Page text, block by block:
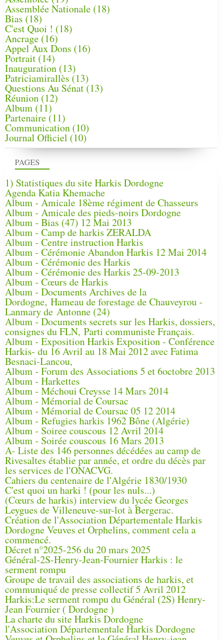
PAGES
1) Statistiques du site Harkis Dordogne
Agenda Katia Khemache
Album - Amicale 18ème régiment de Chasseurs
Album - Amicale des pieds-noirs Dordogne
Album - Bias (47) 12 Mai 2013
Album - Camp de harkis ZERALDA
Album - Centre instruction Harkis
Album - Cérémonie Abandon Harkis 12 Mai 2014
Album - Cérémonie des Harkis
Album - Cérémonie des Harkis 25-09-2013
Album - Cœurs de Harkis
Album - Documents Archives de la
Dordogne, Hameau de forestage de Chauveyrou -
Lanmary de Antonne (24)
Album - Documents secrets sur les Harkis, dossiers,
consignes du FLN, Parti communiste Français.
Album - Exposition Harkis Exposition - Conférence
Harkis- du 16 Avril au 18 Mai 2012 avec Fatima
Besnaci-Lancou,
Album - Forum des Associations 5 et 6octobre 2013
Album - Harkettes
Album - Méchoui Creysse 14 Mars 2014
Album - Mémorial de Coursac
Album - Mémorial de Coursac 05 12 2014
Album - Refugies harkis 1962 Bône (Algérie)
Album - Soiree couscous 12 Avril 2014
Album - Soirée couscous 16 Mars 2013
A- Liste des 146 personnes décédées au camp de
Rivesaltes établie par année, et ordre du décès par
les services de l'ONACVG.
Cahiers du centenaire de l'Algérie 1830/1930
C'est quoi un harki ! (pour les nuls...)
(Cœurs de harkis) interview du lycée Georges
Leygues de Villeneuve-sur-lot à Bergerac.
Création de l'Association Départementale Harkis
Dordogne Veuves et Orphelins, comment cela a
commencé.
Décret n°2025-256 du 20 mars 2025
Général-2S-Henry-Jean-Fournier Harkis : le
serment rompu
Groupe de travail des associations de harkis, et
communiqué de presse collectif 5 Avril 2012
Harkis:Le serment rompu du Général (2S) Henry-
Jean Fournier ( Dordogne )
La charte du site Harkis Dordogne
l'Association Départementale Harkis Dordogne
Assemblée Nationale (18)
Bias (18)
C'est Quoi ! (18)
Ancrage (16)
Appel Aux Dons (16)
Portrait (14)
Inauguration (13)
Patriciamirallès (13)
Questions Au Sénat(13)
Réunion (12)
Album (11)
Partenaire(11)
Communication (10)
Journal Officiel (10)